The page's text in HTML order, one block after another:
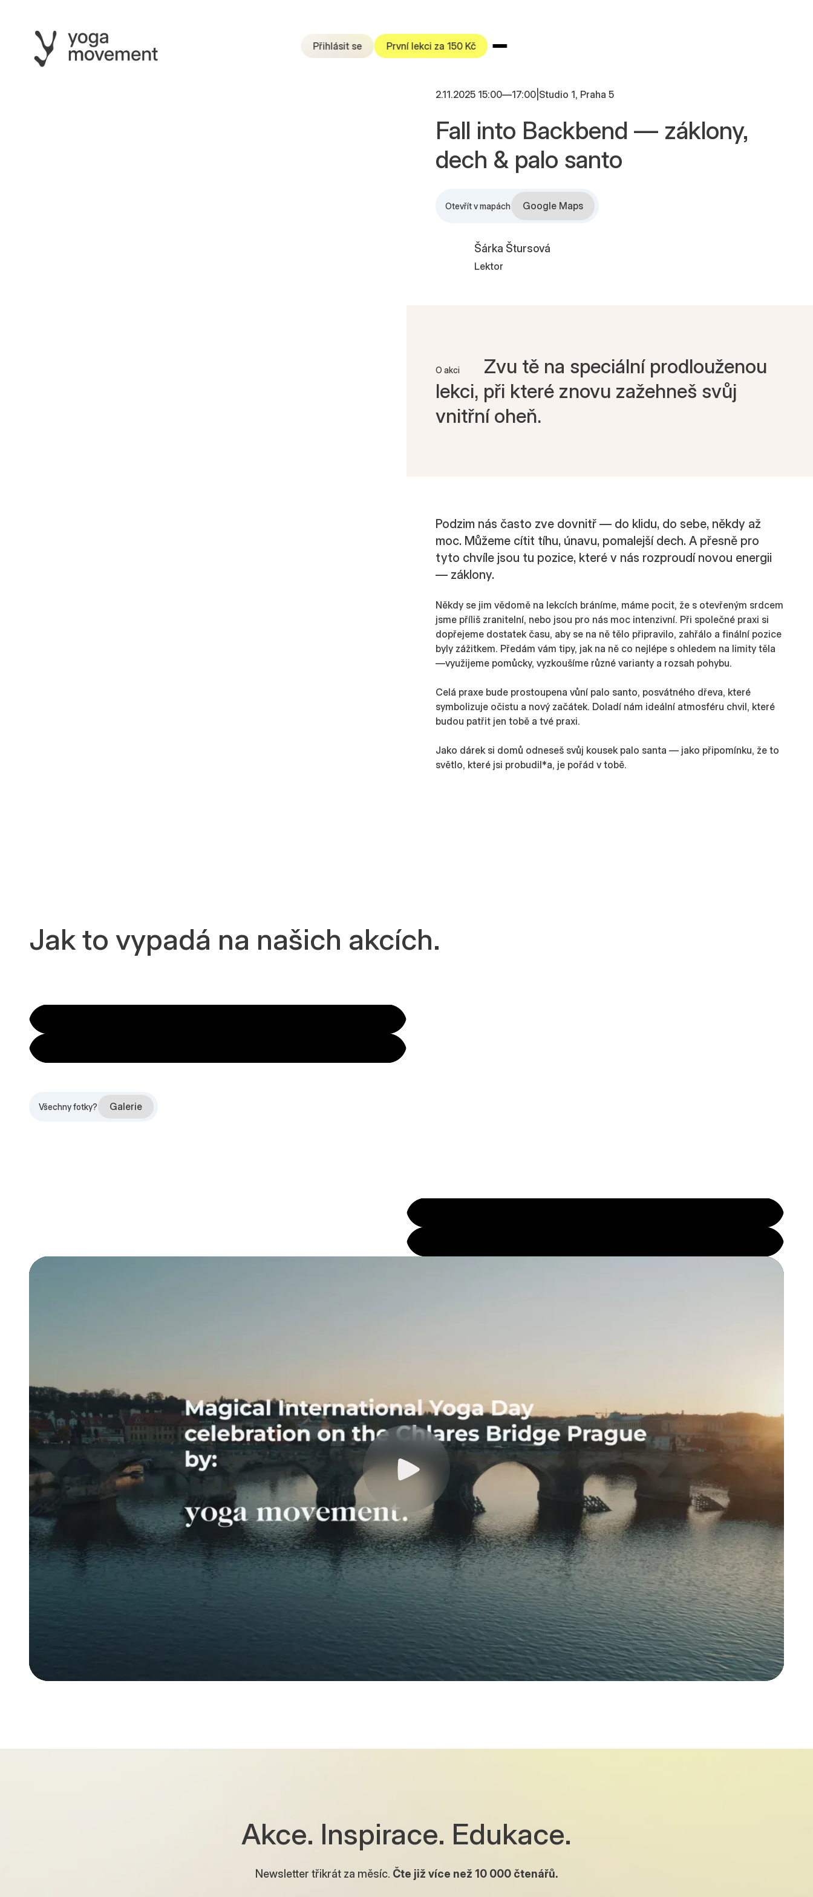
Přihlásit se První lekci za 150 Kč
2.11.2025 15:00—17:00 Studio 1, Praha 5
Fall into Backbend — záklony,
dech & palo santo
Otevřít v mapách Google Maps
Šárka Štursová
Lektor
O akci
Zvu tě na speciální prodlouženou
lekci, při které znovu zažehneš svůj
vnitřní oheň.
Podzim nás často zve dovnitř — do klidu, do sebe, někdy až
moc. Můžeme cítit tíhu, únavu, pomalejší dech. A přesně pro
tyto chvíle jsou tu pozice, které v nás rozproudí novou energii
— záklony.
Někdy se jim vědomě na lekcích bráníme, máme pocit, že s otevřeným srdcem
jsme příliš zranitelní, nebo jsou pro nás moc intenzivní. Při společné praxi si
dopřejeme dostatek času, aby se na ně tělo připravilo, zahřálo a finální pozice
byly zážitkem. Předám vám tipy, jak na ně co nejlépe s ohledem na limity těla
—využijeme pomůcky, vyzkoušíme různé varianty a rozsah pohybu.
Celá praxe bude prostoupena vůní palo santo, posvátného dřeva, které
symbolizuje očistu a nový začátek. Doladí nám ideální atmosféru chvil, které
budou patřit jen tobě a tvé praxi.
Jako dárek si domů odneseš svůj kousek palo santa — jako připomínku, že to
světlo, které jsi probudil*a, je pořád v tobě.
Jak to vypadá na našich akcích.
Všechny fotky? Galerie
Akce. Inspirace. Edukace.
Newsletter třikrát za měsíc. Čte již více než 10 000 čtenářů.